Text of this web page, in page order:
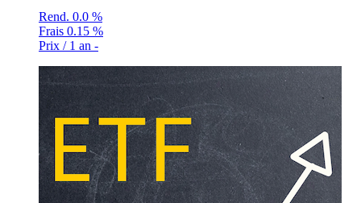
Rend. 0.0 %
Frais 0.15 %
Prix / 1 an -